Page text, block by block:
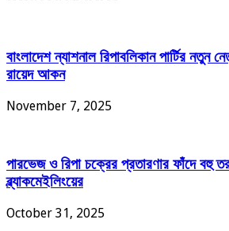
বাংলাদেশ ন্যাশনাল রিপাবলিকান পার্টির
রায়েদ আকন
November 7, 2025
পারভেজ ও রিপা চক্রের প্রতারণার ফাঁদে বহু
ব্ল্যাকমেইলিংয়ের
October 31, 2025